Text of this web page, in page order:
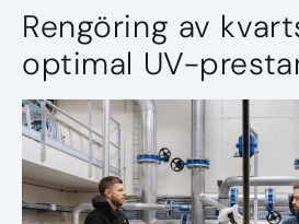
Rengöring av
optimal UV-